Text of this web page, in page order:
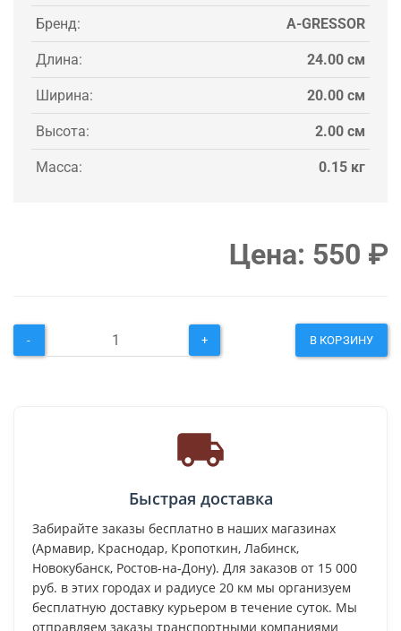
Бренд: A-GRESSOR
Длина: 24.00 см
Ширина: 20.00 см
Высота: 2.00 см
Масса: 0.15 кг
Цена: 550 ₽
- + В КОРЗИНУ
Быстрая доставка
Забирайте заказы бесплатно в наших магазинах
(Армавир, Краснодар, Кропоткин, Лабинск,
Новокубанск, Ростов-на-Дону). Для заказов от 15 000
руб. в этих городах и радиусе 20 км мы организуем
бесплатную доставку курьером в течение суток. Мы
отправляем заказы транспортными компаниями